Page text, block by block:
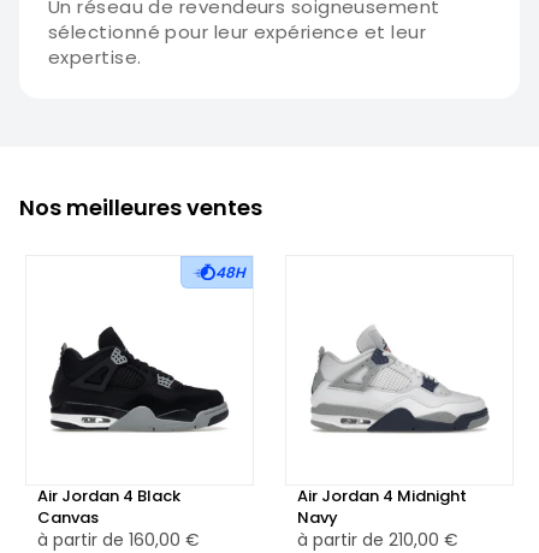
Un réseau de revendeurs soigneusement
sélectionné pour leur expérience et leur
expertise.
Nos meilleures ventes
48H
Air Jordan 4 Black
Canvas
à partir de 160,00 €
Air Jordan 4 Midnight
Navy
à partir de 210,00 €